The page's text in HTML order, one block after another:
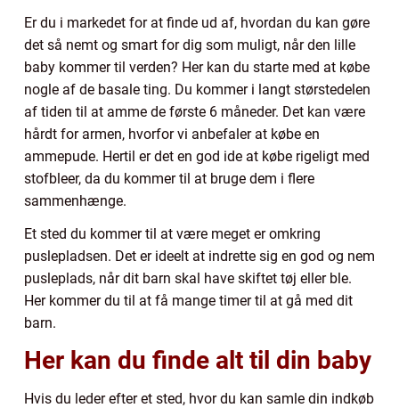
Er du i markedet for at finde ud af, hvordan du kan gøre
det så nemt og smart for dig som muligt, når den lille
baby kommer til verden? Her kan du starte med at købe
nogle af de basale ting. Du kommer i langt størstedelen
af tiden til at amme de første 6 måneder. Det kan være
hårdt for armen, hvorfor vi anbefaler at købe en
ammepude. Hertil er det en god ide at købe rigeligt med
stofbleer, da du kommer til at bruge dem i flere
sammenhænge.
Et sted du kommer til at være meget er omkring
puslepladsen. Det er ideelt at indrette sig en god og nem
pusleplads, når dit barn skal have skiftet tøj eller ble.
Her kommer du til at få mange timer til at gå med dit
barn.
Her kan du finde alt til din baby
Hvis du leder efter et sted, hvor du kan samle din indkøb